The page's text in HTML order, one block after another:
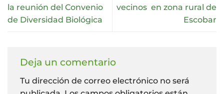
la reunión del Convenio
de Diversidad Biológica
vecinos en zona rural de
Escobar
Deja un comentario
Tu dirección de correo electrónico no será